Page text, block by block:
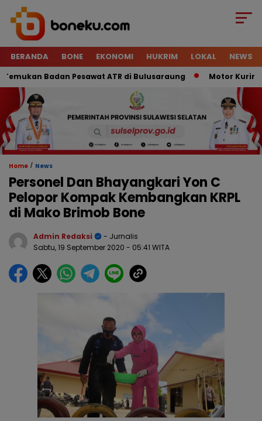
BERANDA BONE EKONOMI HUKRIM LOKAL NEWS
Badan Pesawat ATR di Bulusaraung Motor Kurir Raib
Home / News
Personel Dan Bhayangkari Yon C
Pelopor Kompak Kembangkan KRPL
di Mako Brimob Bone
Admin Redaksi
- Jurnalis
Sabtu, 19 September 2020 - 05:41 WITA